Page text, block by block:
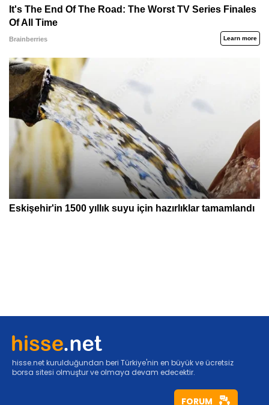
hisse.net kurulduğundan beri Türkiye'nin en büyük ve ücretsiz
borsa sitesi olmuştur ve olmaya devam edecektir.
FORUM